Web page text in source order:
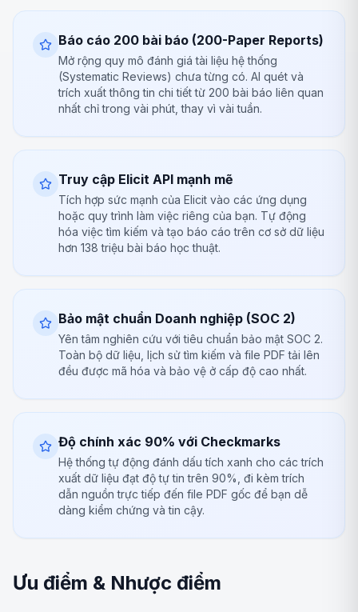
Báo cáo 200 bài báo (200-Paper Reports)
Mở rộng quy mô đánh giá tài liệu hệ thống
(Systematic Reviews) chưa từng có. AI quét và
trích xuất thông tin chi tiết từ 200 bài báo liên quan
nhất chỉ trong vài phút, thay vì vài tuần.
Truy cập Elicit API mạnh mẽ
Tích hợp sức mạnh của Elicit vào các ứng dụng
hoặc quy trình làm việc riêng của bạn. Tự động
hóa việc tìm kiếm và tạo báo cáo trên cơ sở dữ liệu
hơn 138 triệu bài báo học thuật.
Bảo mật chuẩn Doanh nghiệp (SOC 2)
Yên tâm nghiên cứu với tiêu chuẩn bảo mật SOC 2.
Toàn bộ dữ liệu, lịch sử tìm kiếm và file PDF tải lên
đều được mã hóa và bảo vệ ở cấp độ cao nhất.
Độ chính xác 90% với Checkmarks
Hệ thống tự động đánh dấu tích xanh cho các trích
xuất dữ liệu đạt độ tự tin trên 90%, đi kèm trích
dẫn nguồn trực tiếp đến file PDF gốc để bạn dễ
dàng kiểm chứng và tin cậy.
Ưu điểm & Nhược điểm